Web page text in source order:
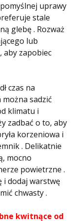
uprawy
stale
glebę . Rozważ
lub
aby zapobiec
czas na
sadzić
klimatu i
zadbać o to, aby
korzeniowa i
. Delikatnie
mocno
powietrzne .
i dodaj warstwę
chwasty .
kwitnące od